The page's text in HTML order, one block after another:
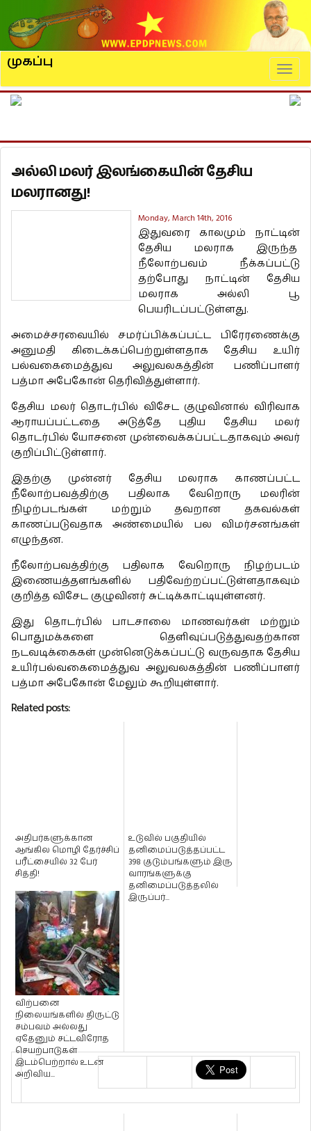
முகப்பு
அல்லி மலர் இலங்கையின் தேசிய
மலரானது!
Monday, March 14th, 2016
இதுவரை காலமும் நாட்டின்
தேசிய மலராக இருந்த
நீலோற்பவம் நீக்கப்பட்டு
தற்போது நாட்டின் தேசிய
மலராக அல்லி பூ
பெயரிடப்பட்டுள்ளது.
அமைச்சரவையில் சமர்ப்பிக்கப்பட்ட பிரேரணைக்கு
அனுமதி கிடைக்கப்பெற்றுள்ளதாக தேசிய உயிர்
பல்வகைமைத்துவ அலுவலகத்தின் பணிப்பாளர்
பத்மா அபேகோன் தெரிவித்துள்ளார்.
தேசிய மலர் தொடர்பில் விசேட குழுவினால் விரிவாக
ஆராயப்பட்டதை அடுத்தே புதிய தேசிய மலர்
தொடர்பில் யோசனை முன்வைக்கப்பட்டதாகவும் அவர்
குறிப்பிட்டுள்ளார்.
இதற்கு முன்னர் தேசிய மலராக காணப்பட்ட
நீலோற்பவத்திற்கு பதிலாக வேறொரு மலரின்
நிழற்படங்கள் மற்றும் தவறான தகவல்கள்
காணப்படுவதாக அண்மையில் பல விமர்சனங்கள்
எழுந்தன.
நீலோற்பவத்திற்கு பதிலாக வேறொரு நிழற்படம்
இணையத்தளங்களில் பதிவேற்றப்பட்டுள்ளதாகவும்
குறித்த விசேட குழுவினர் சுட்டிக்காட்டியுள்ளனர்.
இது தொடர்பில் பாடசாலை மாணவர்கள் மற்றும்
பொதுமக்களை தெளிவுப்படுத்துவதற்கான
நடவடிக்கைகள் முன்னெடுக்கப்பட்டு வருவதாக தேசிய
உயிர்பல்வகைமைத்துவ அலுவலகத்தின் பணிப்பாளர்
பத்மா அபேகோன் மேலும் கூறியுள்ளார்.
Related posts:
அதிபர்களுக்கான
ஆங்கில மொழி தேர்ச்சிப்
பரீட்சையில் 32 பேர்
சித்தி!
உடுவில் பகுதியில்
தனிமைப்படுத்தப்பட்ட
398 குடும்பங்களும் இரு
வாரங்களுக்கு
தனிமைப்படுத்தலில்
இருப்பர்...
விற்பனை
நிலையங்களில் திருட்டு
சம்பவம் அல்லது
ஏதேனும் சட்டவிரோத
செயற்பாடுகள்
இடம்பெற்றால் உடன்
அறிவிய...